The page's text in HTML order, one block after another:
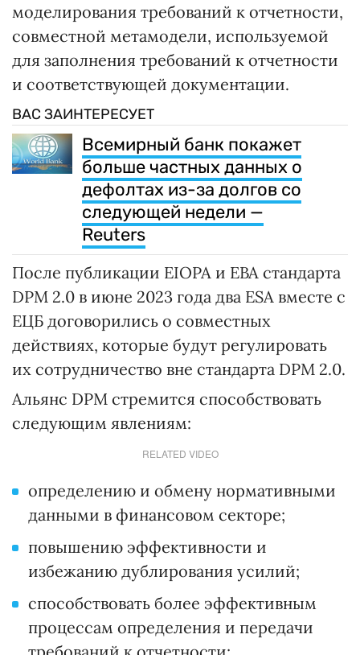
моделирования требований к отчетности,
совместной метамодели, используемой
для заполнения требований к отчетности
и соответствующей документации.
ВАС ЗАИНТЕРЕСУЕТ
Всемирный банк покажет
больше частных данных о
дефолтах из-за долгов со
следующей недели —
Reuters
После публикации EIOPA и EBA стандарта
DPM 2.0 в июне 2023 года два ESA вместе с
ЕЦБ договорились о совместных
действиях, которые будут регулировать
их сотрудничество вне стандарта DPM 2.0.
Альянс DPM стремится способствовать
следующим явлениям:
RELATED VIDEO
определению и обмену нормативными
данными в финансовом секторе;
повышению эффективности и
избежанию дублирования усилий;
способствовать более эффективным
процессам определения и передачи